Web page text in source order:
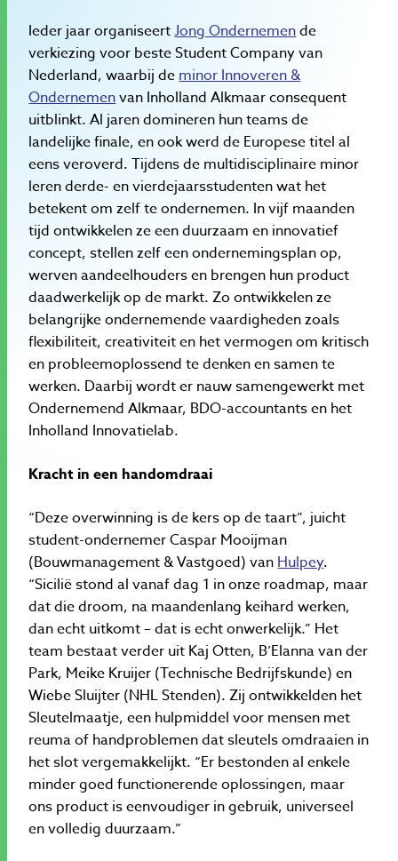
Ieder jaar organiseertJong Ondernemende
verkiezing voor beste Student Company van
Nederland, waarbij deminor Innoveren &
Ondernemenvan Inholland Alkmaar consequent
uitblinkt. Al jaren domineren hun teams de
landelijke finale, en ook werd de Europese titel al
eens veroverd. Tijdens de multidisciplinaire minor
leren derde- en vierdejaarsstudenten wat het
betekent om zelf te ondernemen. In vijf maanden
tijd ontwikkelen ze een duurzaam en innovatief
concept, stellen zelf een ondernemingsplan op,
werven aandeelhouders en brengen hun product
daadwerkelijk op de markt. Zo ontwikkelen ze
belangrijke ondernemende vaardigheden zoals
flexibiliteit, creativiteit en het vermogen om kritisch
en probleemoplossend te denken en samen te
werken. Daarbij wordt er nauw samengewerkt met
Ondernemend Alkmaar, BDO-accountants en het
Inholland Innovatielab.
Kracht in een handomdraai
“Deze overwinning is de kers op de taart”, juicht
student-ondernemer Caspar Mooijman
(Bouwmanagement & Vastgoed) vanHulpey.
“Sicilië stond al vanaf dag 1 in onze roadmap, maar
dat die droom, na maandenlang keihard werken,
dan echt uitkomt – dat is echt onwerkelijk.” Het
team bestaat verder uit Kaj Otten, B’Elanna van der
Park, Meike Kruijer (Technische Bedrijfskunde) en
Wiebe Sluijter (NHL Stenden). Zij ontwikkelden het
Sleutelmaatje, een hulpmiddel voor mensen met
reuma of handproblemen dat sleutels omdraaien in
het slot vergemakkelijkt. “Er bestonden al enkele
minder goed functionerende oplossingen, maar
ons product is eenvoudiger in gebruik, universeel
en volledig duurzaam.”